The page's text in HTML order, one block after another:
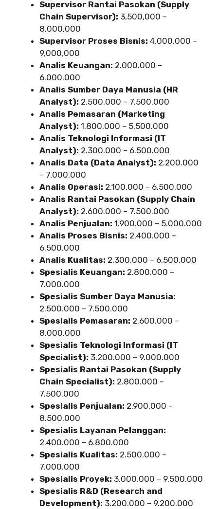
Supervisor Rantai Pasokan (Supply
Chain Supervisor): 3,500,000 –
8,000,000
Supervisor Proses Bisnis: 4,000,000 –
9,000,000
Analis Keuangan: 2.000.000 –
6.000.000
Analis Sumber Daya Manusia (HR
Analyst): 2.500.000 – 7.500.000
Analis Pemasaran (Marketing
Analyst): 1.800.000 – 5.500.000
Analis Teknologi Informasi (IT
Analyst): 2.300.000 – 6.500.000
Analis Data (Data Analyst): 2.200.000
– 7.000.000
Analis Operasi: 2.100.000 – 6.500.000
Analis Rantai Pasokan (Supply Chain
Analyst): 2.600.000 – 7.500.000
Analis Penjualan: 1.900.000 – 5.000.000
Analis Proses Bisnis: 2.400.000 –
6.500.000
Analis Kualitas: 2.300.000 – 6.500.000
Spesialis Keuangan: 2.800.000 –
7.000.000
Spesialis Sumber Daya Manusia:
2.500.000 – 7.500.000
Spesialis Pemasaran: 2.600.000 –
8.000.000
Spesialis Teknologi Informasi (IT
Specialist): 3.200.000 – 9.000.000
Spesialis Rantai Pasokan (Supply
Chain Specialist): 2.800.000 –
7.500.000
Spesialis Penjualan: 2.900.000 –
8.500.000
Spesialis Layanan Pelanggan:
2.400.000 – 6.800.000
Spesialis Kualitas: 2.500.000 –
7.000.000
Spesialis Proyek: 3.000.000 – 9.500.000
Spesialis R&D (Research and
Development): 3.200.000 – 9.200.000